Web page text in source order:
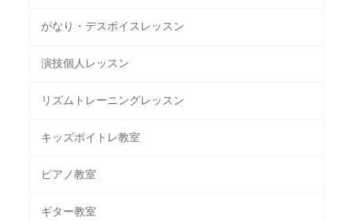
がなり・デスボイスレッスン
演技個人レッスン
リズムトレーニングレッスン
キッズボイトレ教室
ピアノ教室
ギター教室